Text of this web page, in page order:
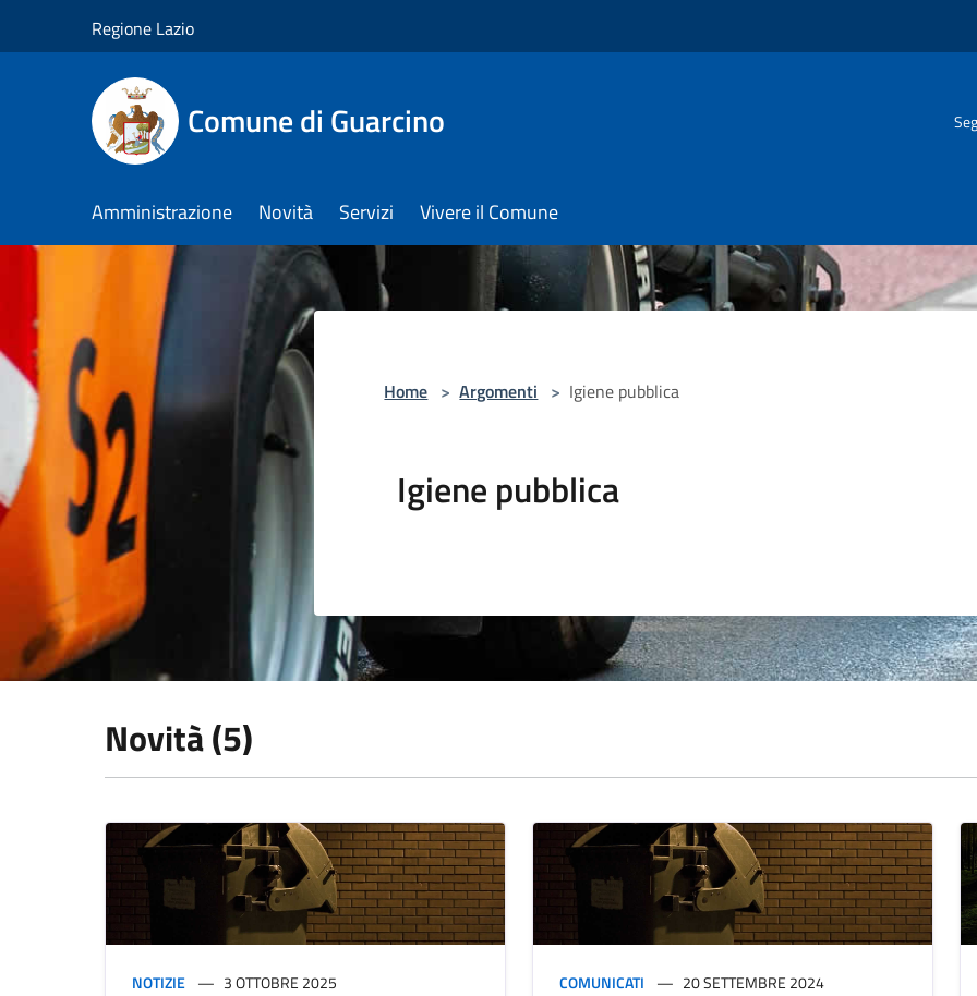
Regione Lazio
Comune di Guarcino
Amministrazione Novità Servizi Vivere il Comune
Home > Argomenti > Igiene pubblica
Igiene pubblica
Novità (5)
NOTIZIE 3 OTTOBRE 2025 COMUNICATI 20 SETTEMBRE 2024